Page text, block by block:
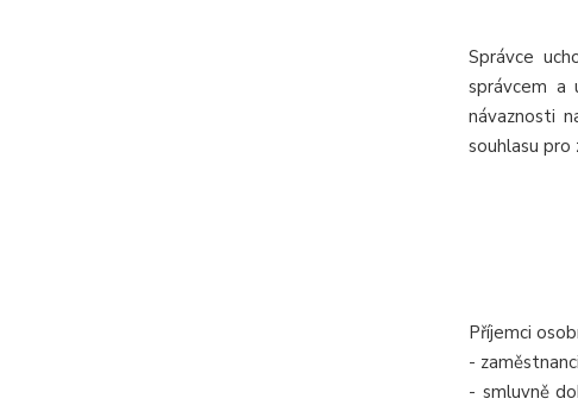
Správce
správcem a
návaznosti
souhlasu
Příjemci
-
- smluvně